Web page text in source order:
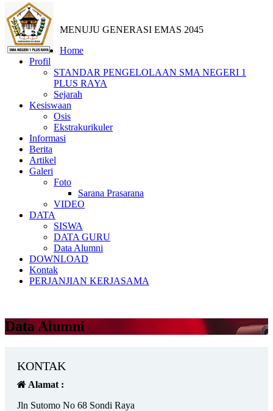
MENUJU GENERASI EMAS 2045
Home
Profil
STANDAR PENGELOLAAN SMA NEGERI 1
PLUS RAYA
Sejarah
Kesiswaan
Osis
Ekstrakurikuler
Informasi
Berita
Artikel
Galeri
Foto
Sarana Prasarana
VIDEO
DATA
SISWA
DATA GURU
Data Alumni
DOWNLOAD
Kontak
PERJANJIAN KERJASAMA
Data Alumni
KONTAK
Alamat :
Jln Sutomo No 68 Sondi Raya